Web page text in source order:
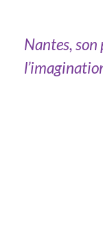
Nantes,